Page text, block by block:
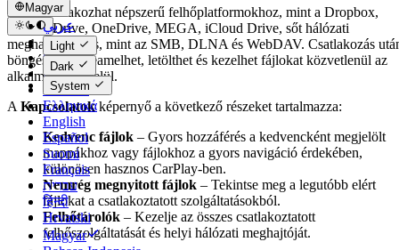
Magyar
عربي
Català
Čeština
Dansk
Deutsch
Ελληνικά
English
Español
Suomi
Français
עברית
हिन्दी
Hrvatski
Magyar
Light
Dark
System
Innen csatlakozhat népszerű felhőplatformokhoz, mint a Dropbox,
Google Drive, OneDrive, MEGA, iCloud Drive, sőt hálózati
meghajtókhoz is, mint az SMB, DLNA és WebDAV. Csatlakozás
böngészhet, streamelhet, letölthet és kezelhet fájlokat közvetlenül az
alkalmazáson belül.
A Kapcsolatokképernyő a következő részeket tartalmazza:
Kedvenc fájlok – Gyors hozzáférés a kedvencként megjelölt
mappákhoz vagy fájlokhoz a gyors navigáció érdekében,
különösen hasznos CarPlay-ben.
Nemrég megnyitott fájlok – Tekintse meg a legutóbb elért
fájlokat a csatlakoztatott szolgáltatásokból.
Felhőtárolók – Kezelje az összes csatlakoztatott
felhőszolgáltatását és helyi hálózati meghajtóját.